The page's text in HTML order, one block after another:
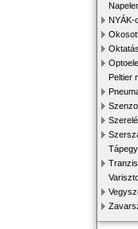
NYÁK-
Peltier